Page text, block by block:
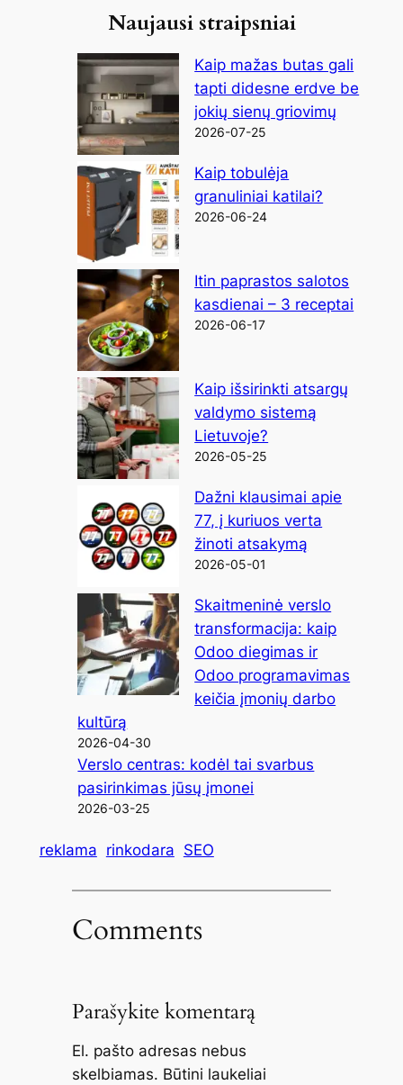
Naujausi straipsniai
Kaip mažas butas gali
tapti didesne erdve be
jokių sienų griovimų
2026-07-25
Kaip tobulėja
granuliniai katilai?
2026-06-24
Itin paprastos salotos
kasdienai – 3 receptai
2026-06-17
Kaip išsirinkti atsargų
valdymo sistemą
Lietuvoje?
2026-05-25
Dažni klausimai apie
77, į kuriuos verta
žinoti atsakymą
2026-05-01
Skaitmeninė verslo
transformacija: kaip
Odoo diegimas ir
Odoo programavimas
keičia įmonių darbo
kultūrą
2026-04-30
Verslo centras: kodėl tai svarbus
pasirinkimas jūsų įmonei
2026-03-25
reklama rinkodara SEO
Comments
Parašykite komentarą
El. pašto adresas nebus
skelbiamas. Būtini laukeliai